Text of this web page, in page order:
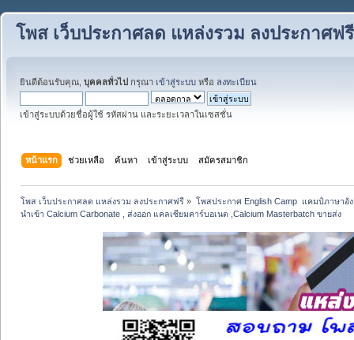
โพส เว็บประกาศลด แหล่งรวม ลงประกาศฟรี
ยินดีต้อนรับคุณ, บุคคลทั่วไป กรุณา เข้าสู่ระบบ หรือ ลงทะเบียน
เข้าสู่ระบบด้วยชื่อผู้ใช้ รหัสผ่าน และระยะเวลาในเซสชั่น
หน้าแรก ช่วยเหลือ ค้นหา เข้าสู่ระบบ สมัครสมาชิก
โพส เว็บประกาศลด แหล่งรวม ลงประกาศฟรี » โพสประกาศ English Camp  แคมป์ภาษาอั
นำเข้า Calcium Carbonate , ส่งออก แคลเซียมคาร์บอเนต ,Calcium Masterbatch ขายส่ง